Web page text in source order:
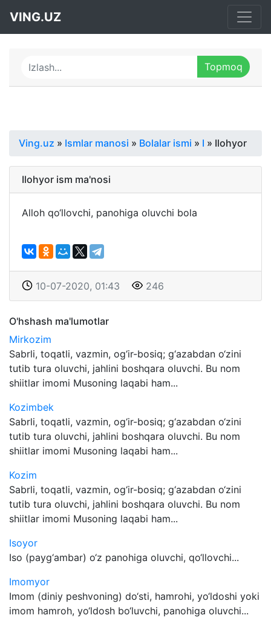
VING.UZ
Ving.uz » Ismlar manosi » Bolalar ismi » I » Ilohyor
Ilohyor ism ma'nosi
Alloh qo‘llovchi, panohiga oluvchi bola
10-07-2020, 01:43 246
O'hshash ma'lumotlar
Mirkozim
Sabrli, toqatli, vazmin, og‘ir-bosiq; g‘azabdan o‘zini
tutib tura oluvchi, jahlini boshqara oluvchi. Bu nom
shiitlar imomi Musoning laqabi ham...
Kozimbek
Sabrli, toqatli, vazmin, og‘ir-bosiq; g‘azabdan o‘zini
tutib tura oluvchi, jahlini boshqara oluvchi. Bu nom
shiitlar imomi Musoning laqabi ham...
Kozim
Sabrli, toqatli, vazmin, og‘ir-bosiq; g‘azabdan o‘zini
tutib tura oluvchi, jahlini boshqara oluvchi. Bu nom
shiitlar imomi Musoning laqabi ham...
Isoyor
Iso (payg‘ambar) o‘z panohiga oluvchi, qo‘llovchi...
Imomyor
Imom (diniy peshvoning) do‘sti, hamrohi, yo‘ldoshi yoki
imom hamroh, yo‘ldosh bo‘luvchi, panohiga oluvchi...